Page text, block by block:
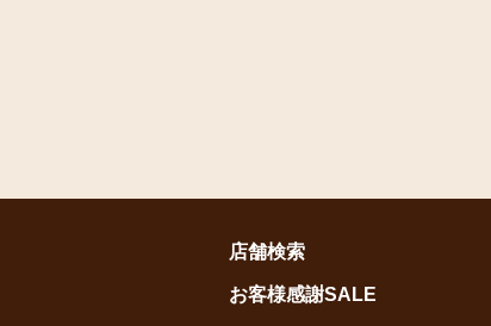
店舗検索
お客様感謝SALE